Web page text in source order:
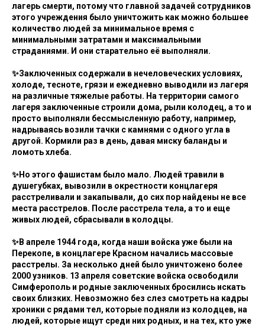
лагерь смерти, потому что главной задачей сотрудников
этого учреждения было уничтожить как можно большее
количество людей за минимальное время с
минимальными затратами и максимальными
страданиями. И они старательно её выполняли.
✨Заключенных содержали в нечеловеческих условиях,
холоде, тесноте, грязи и ежедневно выводили из лагеря
на различные тяжелые работы. На территории самого
лагеря заключенные строили дома, рыли колодец, а то и
просто выполняли бессмысленную работу, например,
надрываясь возили тачки с камнями с одного угла в
другой. Кормили раз в день, давая миску баланды и
ломоть хлеба.
✨Но этого фашистам было мало. Людей травили в
душегубках, вывозили в окрестности концлагеря
расстреливали и закапывали, до сих пор найдены не все
места расстрелов. После расстрела тела, а то и еще
живых людей, сбрасывали в колодцы.
✨В апреле 1944 года, когда наши войска уже были на
Перекопе, в концлагере Красном начались массовые
расстрелы. За несколько дней было уничтожено более
2000 узников. 13 апреля советские войска освободили
Симферополь и родные заключенных бросились искать
своих близких. Невозможно без слез смотреть на кадры
хроники с рядами тел, которые подняли из колодцев, на
людей, которые ищут среди них родных, и на тех, кто уже